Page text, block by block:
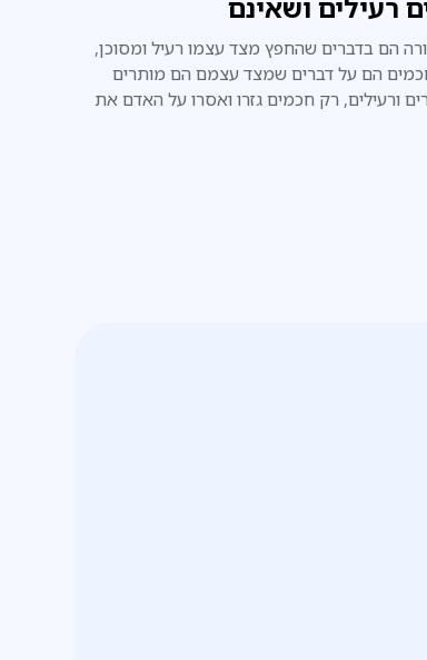
רעילים ושאינם
הם בדברים שהחפץ מצד עצמו רעיל ומסוכן,
הם על דברים שמצד עצמם הם מותרים
ורעילים, רק חכמים גזרו ואסרו על האדם את